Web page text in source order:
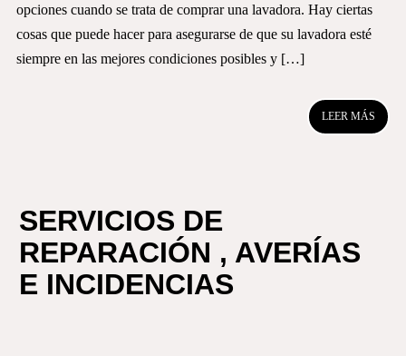
opciones cuando se trata de comprar una lavadora. Hay ciertas
cosas que puede hacer para asegurarse de que su lavadora esté
siempre en las mejores condiciones posibles y […]
LEER MÁS
SERVICIOS DE
REPARACIÓN , AVERÍAS
E INCIDENCIAS